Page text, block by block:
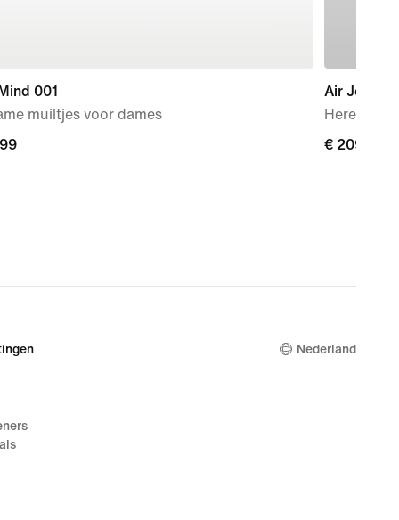
001
muiltjes voor dames
Air Jordan
€ 209,99
€ 209,99
Nederland